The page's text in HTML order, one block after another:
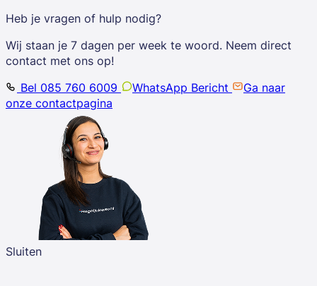
Heb je vragen of hulp nodig?
Wij staan je 7 dagen per week te woord. Neem direct
contact met ons op!
Bel 085 760 6009
WhatsApp Bericht
Ga naar
onze contactpagina
Sluiten